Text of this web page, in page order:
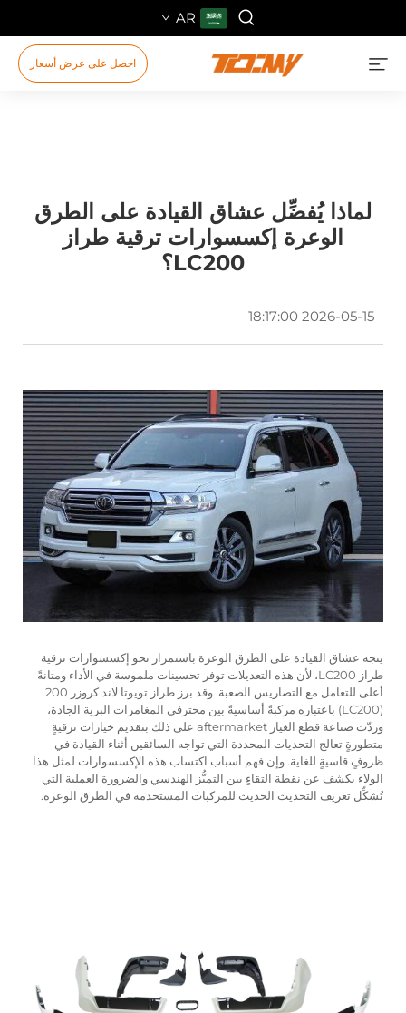
AR
احصل على عرض أسعار
لماذا يُفضِّل عشاق القيادة على الطرق
الوعرة إكسسوارات ترقية طراز
LC200؟
2026-05-15 18:17:00
يتجه عشاق القيادة على الطرق الوعرة باستمرار نحو إكسسوارات ترقية
طراز LC200، لأن هذه التعديلات توفر تحسينات ملموسة في الأداء ومتانةً
أعلى للتعامل مع التضاريس الصعبة. وقد برز طراز تويوتا لاند كروزر 200
(LC200) باعتباره مركبةً أساسيةً بين محترفي المغامرات البرية الجادة،
وردّت صناعة قطع الغيار aftermarket على ذلك بتقديم خيارات ترقيةٍ
متطورةٍ تعالج التحديات المحددة التي تواجه السائقين أثناء القيادة في
ظروفٍ قاسيةٍ للغاية. وإن فهم أسباب اكتساب هذه الإكسسوارات لمثل هذا
الولاء يكشف عن نقطة التقاءٍ بين التميُّز الهندسي والضرورة العملية التي
تُشكِّل تعريف التحديث الحديث للمركبات المستخدمة في الطرق الوعرة.